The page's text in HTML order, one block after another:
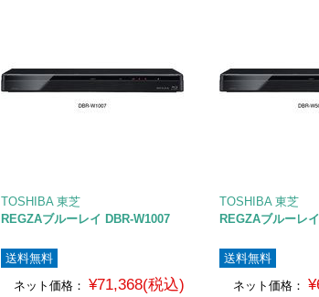
TOSHIBA 東芝
REGZAブルーレイ DBR-W1007
送料無料
ネット価格：
¥71,368(税込)
TOSHIBA 東芝
REGZAブルーレ
送料無料
ネット価格：